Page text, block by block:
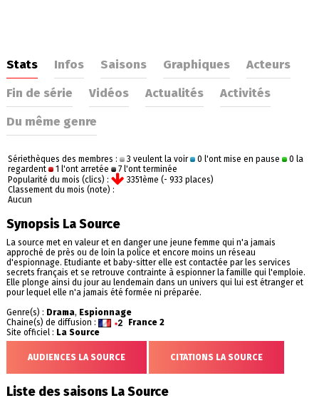
Stats Infos Saisons Graphiques
Acteurs
Fin de série
Vidéos Actualités
Activités
Du même genre
Sériethèques des membres : 3 veulent la voir 0 l'ont mise en pause
0 la
regardent
1 l'ont arretée
7 l'ont terminée
Popularité du mois (clics) :
3351ème (- 933 places)
Classement du mois (note) :
Aucun
Synopsis La Source
La source met en valeur et en danger une jeune femme qui n'a jamais
approché de près ou de loin la police et encore moins un réseau
d'espionnage. Etudiante et baby-sitter elle est contactée par les services
secrets français et se retrouve contrainte à espionner la famille qui l'emploie.
Elle plonge ainsi du jour au lendemain dans un univers qui lui est étranger et
pour lequel elle n'a jamais été formée ni préparée.
Genre(s) : Drama, Espionnage
Chaine(s) de diffusion :
France 2
Site officiel : La Source
AUDIENCES LA SOURCE CITATIONS LA SOURCE
Liste des saisons La Source